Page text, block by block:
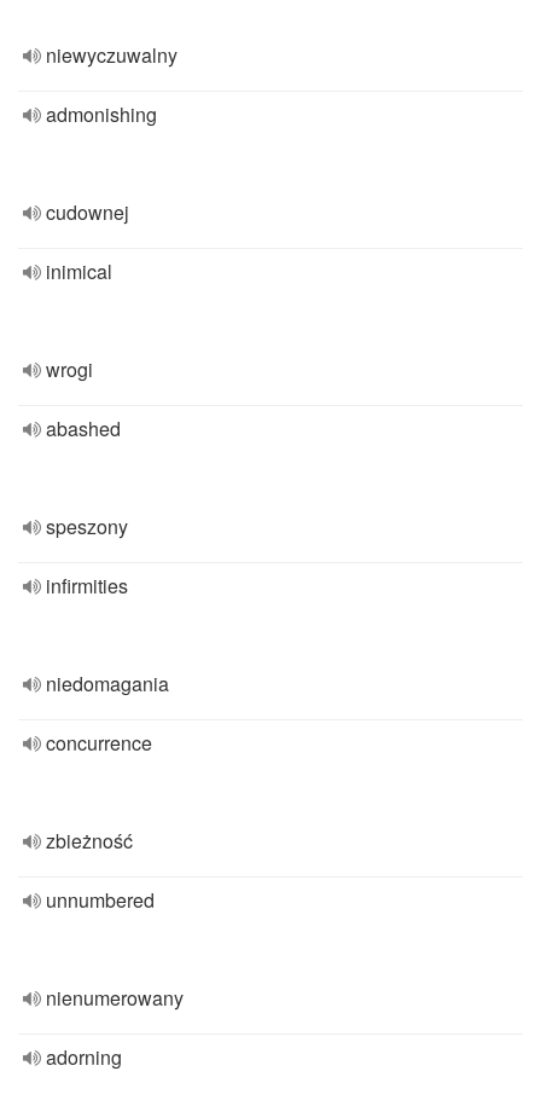
niewyczuwalny
admonishing
cudownej
inimical
wrogi
abashed
speszony
infirmities
niedomagania
concurrence
zbieżność
unnumbered
nienumerowany
adorning